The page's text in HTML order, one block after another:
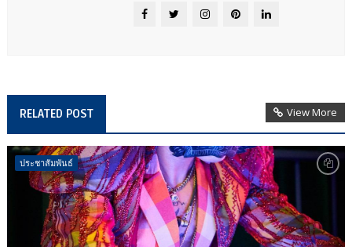
RELATED POST View More
ประชาสัมพันธ์